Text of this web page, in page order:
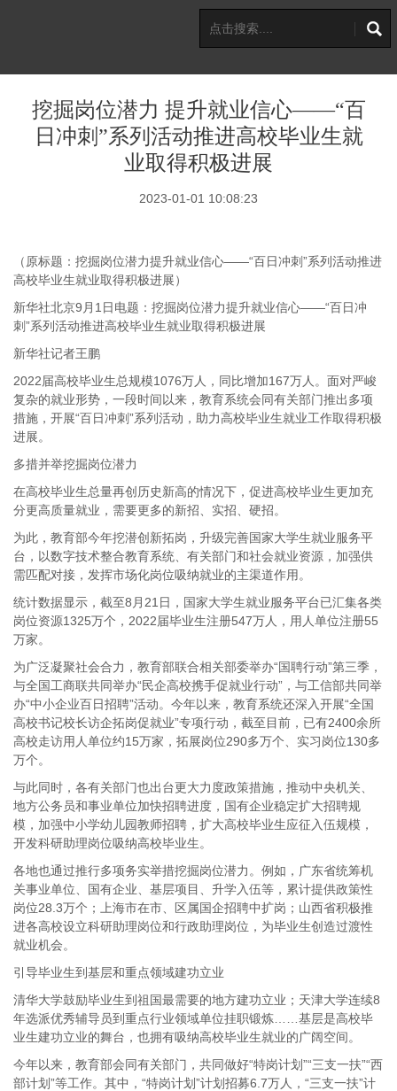
挖掘岗位潜力 提升就业信心——“百
日冲刺”系列活动推进高校毕业生就
业取得积极进展
2023-01-01 10:08:23
（原标题：挖掘岗位潜力提升就业信心——“百日冲刺”系列活动推进
高校毕业生就业取得积极进展）
新华社北京9月1日电题：挖掘岗位潜力提升就业信心——“百日冲
刺”系列活动推进高校毕业生就业取得积极进展
新华社记者王鹏
2022届高校毕业生总规模1076万人，同比增加167万人。面对严峻
复杂的就业形势，一段时间以来，教育系统会同有关部门推出多项
措施，开展“百日冲刺”系列活动，助力高校毕业生就业工作取得积极
进展。
多措并举挖掘岗位潜力
在高校毕业生总量再创历史新高的情况下，促进高校毕业生更加充
分更高质量就业，需要更多的新招、实招、硬招。
为此，教育部今年挖潜创新拓岗，升级完善国家大学生就业服务平
台，以数字技术整合教育系统、有关部门和社会就业资源，加强供
需匹配对接，发挥市场化岗位吸纳就业的主渠道作用。
统计数据显示，截至8月21日，国家大学生就业服务平台已汇集各类
岗位资源1325万个，2022届毕业生注册547万人，用人单位注册55
万家。
为广泛凝聚社会合力，教育部联合相关部委举办“国聘行动”第三季，
与全国工商联共同举办“民企高校携手促就业行动”，与工信部共同举
办“中小企业百日招聘”活动。今年以来，教育系统还深入开展“全国
高校书记校长访企拓岗促就业”专项行动，截至目前，已有2400余所
高校走访用人单位约15万家，拓展岗位290多万个、实习岗位130多
万个。
与此同时，各有关部门也出台更大力度政策措施，推动中央机关、
地方公务员和事业单位加快招聘进度，国有企业稳定扩大招聘规
模，加强中小学幼儿园教师招聘，扩大高校毕业生应征入伍规模，
开发科研助理岗位吸纳高校毕业生。
各地也通过推行多项务实举措挖掘岗位潜力。例如，广东省统筹机
关事业单位、国有企业、基层项目、升学入伍等，累计提供政策性
岗位28.3万个；上海市在市、区属国企招聘中扩岗；山西省积极推
进各高校设立科研助理岗位和行政助理岗位，为毕业生创造过渡性
就业机会。
引导毕业生到基层和重点领域建功立业
清华大学鼓励毕业生到祖国最需要的地方建功立业；天津大学连续8
年选派优秀辅导员到重点行业领域单位挂职锻炼……基层是高校毕
业生建功立业的舞台，也拥有吸纳高校毕业生就业的广阔空间。
今年以来，教育部会同有关部门，共同做好“特岗计划”“三支一扶”“西
部计划”等工作。其中，“特岗计划”计划招募6.7万人，“三支一扶”计